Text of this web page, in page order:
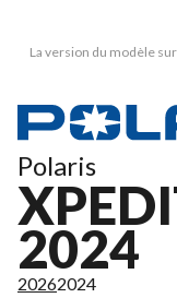
La version du modèle
Polaris
2024
20262024